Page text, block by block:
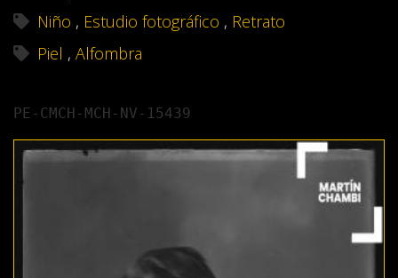
Niño , Estudio fotográfico , Retrato
Piel , Alfombra
PE-CMCH-MCH-NV-15439